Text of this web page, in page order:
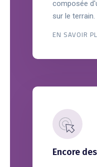
composée
sur le terrain.
EN SAVOIR
Encore